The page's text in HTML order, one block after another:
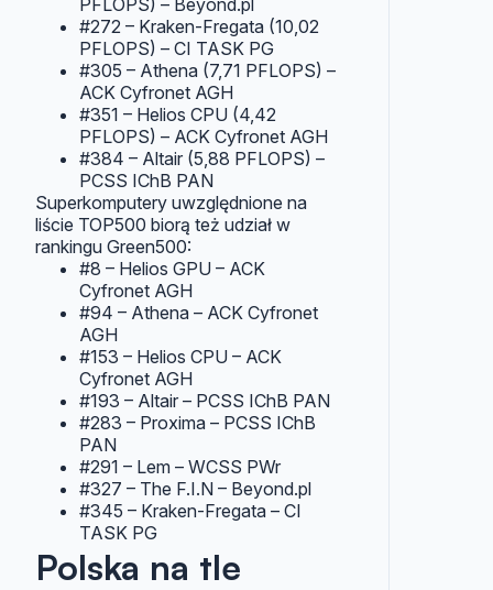
#272 – Kraken-Fregata (10,02
PFLOPS) – CI TASK PG
#305 – Athena (7,71 PFLOPS) –
ACK Cyfronet AGH
#351 – Helios CPU (4,42
PFLOPS) – ACK Cyfronet AGH
#384 – Altair (5,88 PFLOPS) –
PCSS IChB PAN
Superkomputery uwzględnione na
liście TOP500 biorą też udział w
rankingu Green500:
#8 – Helios GPU – ACK
Cyfronet AGH
#94 – Athena – ACK Cyfronet
AGH
#153 – Helios CPU – ACK
Cyfronet AGH
#193 – Altair – PCSS IChB PAN
#283 – Proxima – PCSS IChB
PAN
#291 – Lem – WCSS PWr
#327 – The F.I.N – Beyond.pl
#345 – Kraken-Fregata – CI
TASK PG
Polska na tle